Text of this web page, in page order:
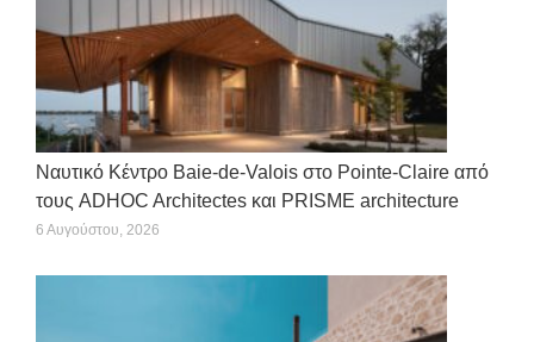
Ναυτικό Κέντρο Baie-de-Valois στο Pointe-Claire από
τους ADHOC Architectes και PRISME architecture
6 Αυγούστου, 2026